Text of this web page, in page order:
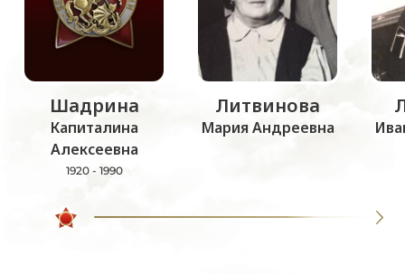
Шадрина
Капиталина
Алексеевна
1920 - 1990
Литвинова
Мария Андреевна